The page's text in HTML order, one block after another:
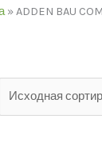
»ADDEN BAU